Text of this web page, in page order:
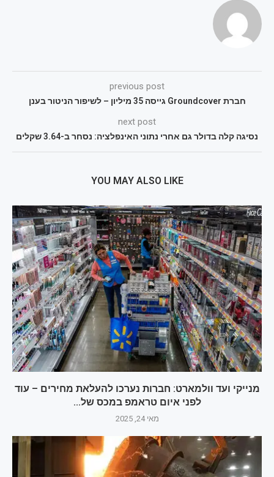
previous post
חברת Groundcover גייסה 35 מיליון – לשיפור הניטור בענן
next post
נסיגה קלה בדולר גם אחרי נתוני האינפלציה: נסחר ב-3.64 שקלים
YOU MAY ALSO LIKE
מנייקי ועד וולמארט: חברות נערכו להעלאת מחירים – עוד
לפני איום טראמפ במכס של...
מאי 24, 2025